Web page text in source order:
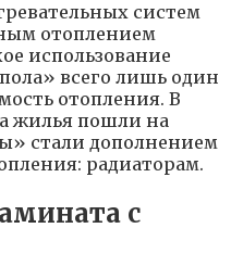
систем
отоплением
использование
всего лишь один
отопления. В
жилья пошли на
стали дополнением
радиаторам.
с